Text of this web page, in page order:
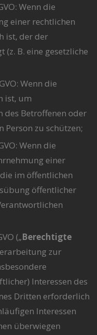
Wenn die
einer rechtlichen
ist, der der
B. eine gesetzliche
Wenn die
ist, um
des Betroffenen oder
zu schützen;
Wenn die
einer
im öffentlichen
öffentlicher
(„Berechtigte
zur
Interessen des
Dritten erforderlich
Interessen
überwiegen